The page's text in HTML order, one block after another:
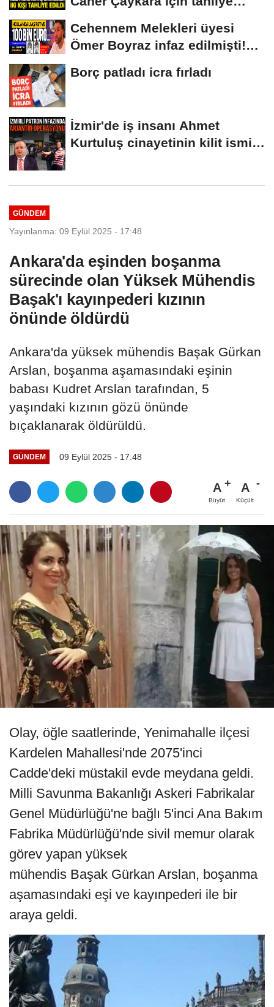
Cehennem Melekleri üyesi
Ömer Boyraz infaz edilmişti!
Borç patladı icra fırladı
İzmir'de iş insanı Ahmet
Kurtuluş cinayetinin kilit ismi
GÜNDEM
Yayınlanma: 09 Eylül 2025 - 17:48
Ankara'da eşinden boşanma
sürecinde olan Yüksek Mühendis
Başak'ı kayınpederi kızının
önünde öldürdü
Ankara'da yüksek mühendis Başak Gürkan
Arslan, boşanma aşamasındaki eşinin
babası Kudret Arslan tarafından, 5
yaşındaki kızının gözü önünde
bıçaklanarak öldürüldü.
GÜNDEM 09 Eylül 2025 - 17:48
A
Büyüt
A
Küçült
Olay, öğle saatlerinde, Yenimahalle ilçesi
Kardelen Mahallesi'nde 2075'inci
Cadde'deki müstakil evde meydana geldi.
Milli Savunma Bakanlığı Askeri Fabrikalar
Genel Müdürlüğü'ne bağlı 5'inci Ana Bakım
Fabrika Müdürlüğü'nde sivil memur olarak
görev yapan yüksek
mühendis Başak Gürkan Arslan, boşanma
aşamasındaki eşi ve kayınpederi ile bir
araya geldi.